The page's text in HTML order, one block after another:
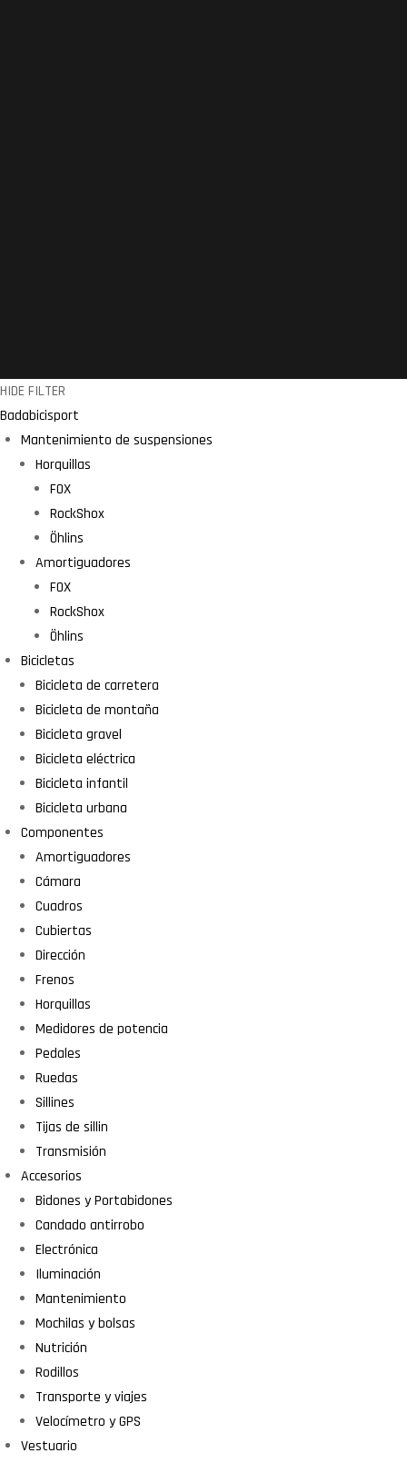
HIDE FILTER
Badabicisport
Mantenimiento de suspensiones
Horquillas
FOX
RockShox
Öhlins
Amortiguadores
FOX
RockShox
Öhlins
Bicicletas
Bicicleta de carretera
Bicicleta de montaña
Bicicleta gravel
Bicicleta eléctrica
Bicicleta infantil
Bicicleta urbana
Componentes
Amortiguadores
Cámara
Cuadros
Cubiertas
Dirección
Frenos
Horquillas
Medidores de potencia
Pedales
Ruedas
Sillines
Tijas de sillin
Transmisión
Accesorios
Bidones y Portabidones
Candado antirrobo
Electrónica
Iluminación
Mantenimiento
Mochilas y bolsas
Nutrición
Rodillos
Transporte y viajes
Velocímetro y GPS
Vestuario